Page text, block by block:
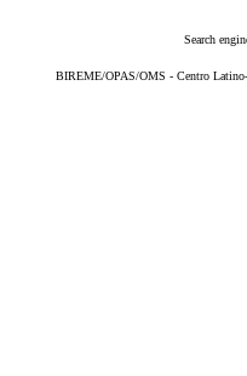
Search
BIREME/OPAS/OMS - Centro Latino-